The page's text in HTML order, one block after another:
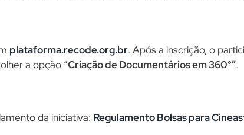
plataforma.recode.org.br. Após a inscrição, o
a opção “Criação de Documentários em 360°”.
da iniciativa: Regulamento Bolsas para